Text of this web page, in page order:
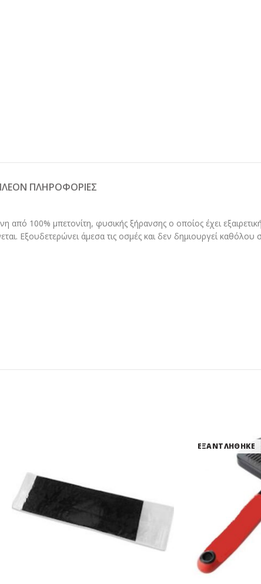
ΠΛΗΡΟΦΟΡΊΕΣ
από 100% μπετονίτη, φυσικής ξήρανσης ο οποίος έχει
Εξουδετερώνει άμεσα τις οσμές και δεν δημιουργεί καθόλου
ΕΞΑΝΤΛΗΘΗΚΕ